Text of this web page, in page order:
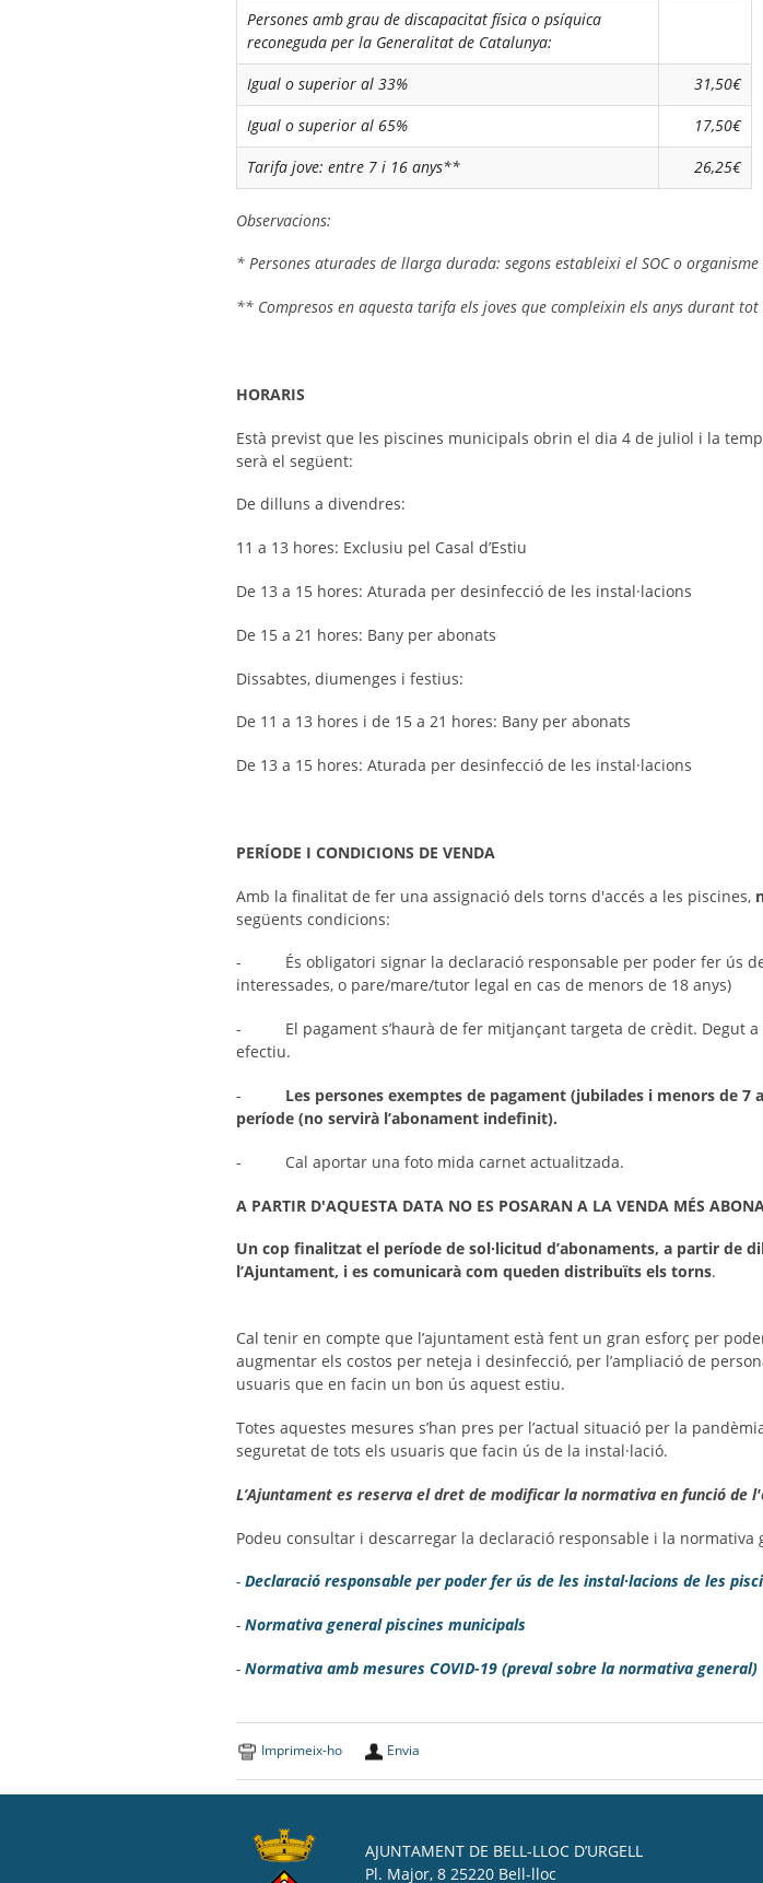
Persones amb grau de discapacitat física o psíquica
reconeguda per la Generalitat de Catalunya:
Igual o superior al 33% 31,50€
Igual o superior al 65% 17,50€
Tarifa jove: entre 7 i 16 anys** 26,25€
Observacions:
* Persones aturades de llarga durada: segons estableixi el SOC o
** Compresos en aquesta tarifa els joves que compleixin els anys durant tot
HORARIS
Està previst que les piscines municipals obrin el dia 4 de juliol i la
serà el següent:
De dilluns a divendres:
11 a 13 hores: Exclusiu pel Casal d’Estiu
De 13 a 15 hores: Aturada per desinfecció de les instal·lacions
De 15 a 21 hores: Bany per abonats
Dissabtes, diumenges i festius:
De 11 a 13 hores i de 15 a 21 hores: Bany per abonats
De 13 a 15 hores: Aturada per desinfecció de les instal·lacions
PERÍODE I CONDICIONS DE VENDA
Amb la finalitat de fer una assignació dels torns d'accés a les piscines,
següents condicions:
- És obligatori signar la declaració responsable per poder fer ús de
interessades, o pare/mare/tutor legal en cas de menors de 18 anys)
- El pagament s’haurà de fer mitjançant targeta de crèdit. Degut a
efectiu.
- Les persones exemptes de pagament (jubilades i menors de
període (no servirà l’abonament indefinit).
- Cal aportar una foto mida carnet actualitzada.
A PARTIR D'AQUESTA DATA NO ES POSARAN A LA VENDA MÉS
Un cop finalitzat el període de sol·licitud d’abonaments, a partir de
l’Ajuntament, i es comunicarà com queden distribuïts els torns.
Cal tenir en compte que l’ajuntament està fent un gran esforç per
augmentar els costos per neteja i desinfecció, per l’ampliació de
usuaris que en facin un bon ús aquest estiu.
Totes aquestes mesures s’han pres per l’actual situació per la
seguretat de tots els usuaris que facin ús de la instal·lació.
L’Ajuntament es reserva el dret de modificar la normativa en funció de
Podeu consultar i descarregar la declaració responsable i la normativa
-Declaració responsable per poder fer ús de les instal·lacions de les
-Normativa general piscines municipals
-Normativa amb mesures COVID-19 (preval sobre la normativa general)
Imprimeix-ho Envia
AJUNTAMENT DE BELL-LLOC D’URGELL
Pl. Major, 8 25220 Bell-lloc